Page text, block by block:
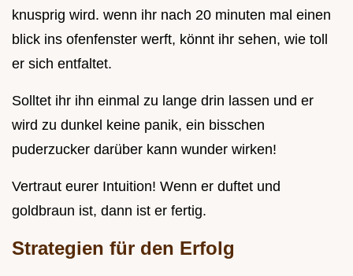
knusprig wird. wenn ihr nach 20 minuten mal einen
blick ins ofenfenster werft, könnt ihr sehen, wie toll
er sich entfaltet.
Solltet ihr ihn einmal zu lange drin lassen und er
wird zu dunkel keine panik, ein bisschen
puderzucker darüber kann wunder wirken!
Vertraut eurer Intuition! Wenn er duftet und
goldbraun ist, dann ist er fertig.
Strategien für den Erfolg